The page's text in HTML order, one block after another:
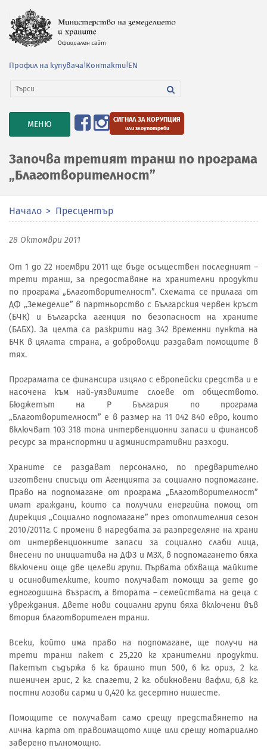
Профил на купувача Контакти EN
TOGGLE
NAVIGATION
МЕНЮ СИГНАЛ ЗА КОРУПЦИЯ
или злоупотреби
Започва третият транш по програма
„Благотворителност”
Начало Пресцентър
28 Октомври 2011
От 1 до 22 ноември 2011 ще бъде осъществен последният –
трети транш, за предоставяне на хранителни продукти
по програма „Благотворителност”. Схемата се прилага от
ДФ „Земеделие” в партньорство с Българския червен кръст
(БЧК) и Българска агенция по безопасност на храните
(БАБХ). За целта са разкрити над 342 временни пункта на
БЧК в цялата страна, a доброволци раздават помощите в
тях.
Програмата се финансира изцяло с европейски средства и е
насочена към най-уязвимите слоеве от обществото.
Бюджетът на Р България по програма
„Благотворителност” е в размер на 11 042 840 евро, които
включват 103 318 тона интервенционни запаси и финансов
ресурс за транспортни и административни разходи.
Храните се раздават персонално, по предварително
изготвени списъци от Агенцията за социално подпомагане.
Право на подпомагане от програма „Благотворителност”
имат граждани, които са получили енергийна помощ от
Дирекция „Социално подпомагане” през отоплителния сезон
2010/2011г. С промени в наредбата за разпределяне на храни
от интервенционните запаси за социално слаби лица,
внесени по инициатива на ДФЗ и МЗХ, в подпомагането бяха
включени още две целеви групи. Първата обхваща майките
и осиновителките, които получават помощи за дете до
едногодишна възраст, а втората – семействата на деца с
увреждания. Двете нови социални групи бяха включени във
втория благотворителен транш.
Всеки, който има право на подпомагане, ще получи на
трети транш пакет с 25,220 кг хранителни продукти.
Пакетът съдържа 6 кг. брашно тип 500, 6 кг. ориз, 2 кг.
пшеничен грис, 2 кг. спагети, 2 кг. обикновени вафли, 6,8 кг.
постни лозови сарми и 0,420 кг. десертно нишесте.
Помощите се получават само срещу представянето на
лична карта от правоимащото лице или срещу нотариално
заверено пълномощно.